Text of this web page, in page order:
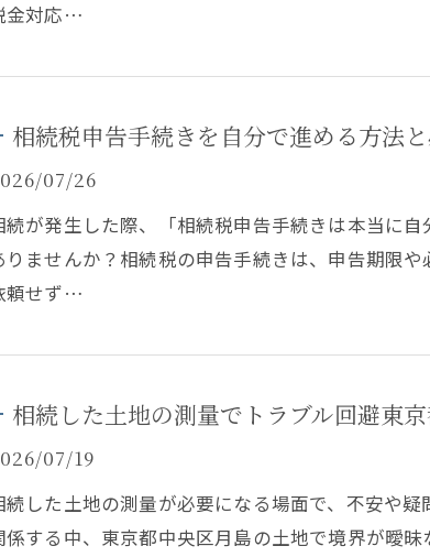
金対応…
相続税申告手続きを自分で進める方法
07/26
続が発生した際、「相続税申告手続きは本当に
りませんか？相続税の申告手続きは、申告期限
頼せず…
相続した土地の測量でトラブル回避東
07/19
続した土地の測量が必要になる場面で、不安や
係する中、東京都中央区月島の土地で境界が曖